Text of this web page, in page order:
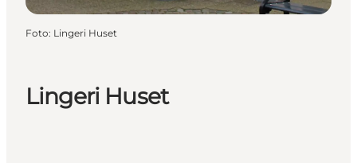
Lingeri Huset
Foto: Lingeri Huset